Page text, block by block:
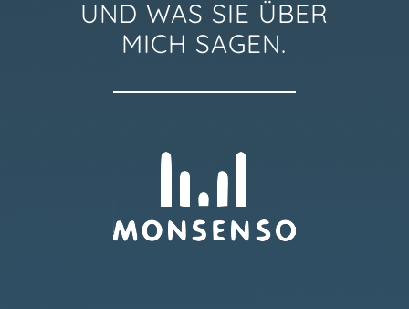
UND WAS SIE ÜBER
MICH SAGEN.